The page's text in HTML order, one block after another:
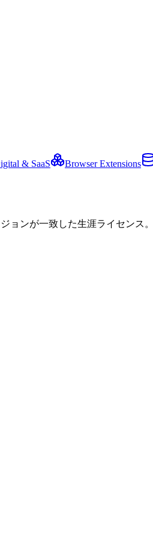
& SaaS Browser Extensions
ョンが一致した生涯ライセンス。